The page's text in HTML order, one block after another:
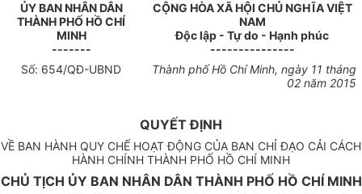
ỦY BAN NHÂN DÂN
THÀNH PHỐ HỒ CHÍ
MINH
-------
CỘNG HÒA XÃ HỘI CHỦ NGHĨA VIỆT
NAM
Độc lập - Tự do - Hạnh phúc
---------------
Số: 654/QĐ-UBND Thành phố Hồ Chí Minh, ngày 11 tháng
02 năm 2015
QUYẾT ĐỊNH
VỀ BAN HÀNH QUY CHẾ HOẠT ĐỘNG CỦA BAN CHỈ ĐẠO CẢI CÁCH
HÀNH CHÍNH THÀNH PHỐ HỒ CHÍ MINH
CHỦ TỊCH ỦY BAN NHÂN DÂN THÀNH PHỐ HỒ CHÍ MINH